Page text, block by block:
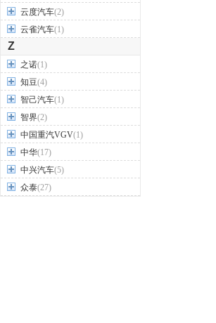
云度汽车(2)
云雀汽车(1)
Z
之诺(1)
知豆(4)
智己汽车(1)
智界(2)
中国重汽VGV(1)
中华(17)
中兴汽车(5)
众泰(27)